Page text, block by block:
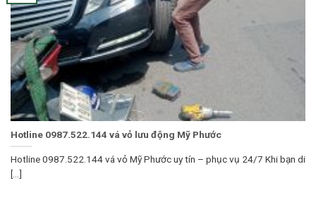
Hotline 0987.522.144 vá vỏ lưu động Mỹ Phước
Hotline 0987.522.144 vá vỏ Mỹ Phước uy tín – phục vụ 24/7 Khi bạn di
[...]